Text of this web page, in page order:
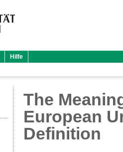
Hilfe
The
European
Definition